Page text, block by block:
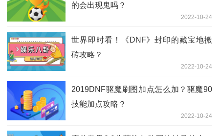
的会出现鬼吗？
2022-10-24
世界即时看！《DNF》封印的藏宝地搬
砖攻略？
2022-10-24
2019DNF驱魔刷图加点怎么加？驱魔90
技能加点攻略？
2022-10-24